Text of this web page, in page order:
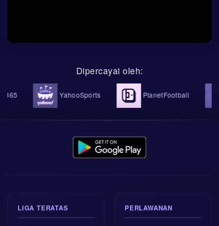
Dipercayai oleh:
YahooSports PlanetFootball
LIGA TERATAS PERLAWANAN